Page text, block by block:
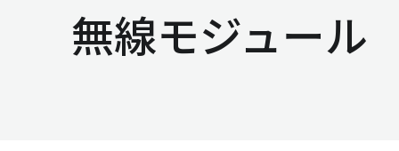
無線モジュール